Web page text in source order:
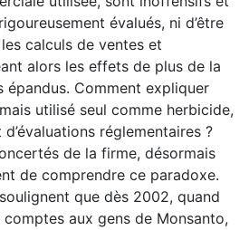
évalués, ni d’être
calculs de ventes et
alors les effets de plus de la
épandus. Comment expliquer
utilisé seul comme herbicide,
réglementaires ?
de la firme, désormais
de comprendre ce paradoxe.
que dès 2002, quand
comptes aux gens de Monsanto,